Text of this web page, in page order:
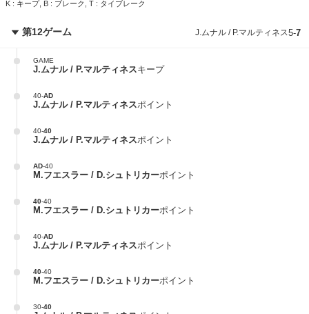
K : キープ, B : ブレーク, T : タイブレーク
第12ゲーム J.ムナル / P.マルティネス5-7
GAME
J.ムナル / P.マルティネスキープ
40-AD
J.ムナル / P.マルティネスポイント
40-40
J.ムナル / P.マルティネスポイント
AD-40
M.フエスラー / D.シュトリカーポイント
40-40
M.フエスラー / D.シュトリカーポイント
40-AD
J.ムナル / P.マルティネスポイント
40-40
M.フエスラー / D.シュトリカーポイント
30-40